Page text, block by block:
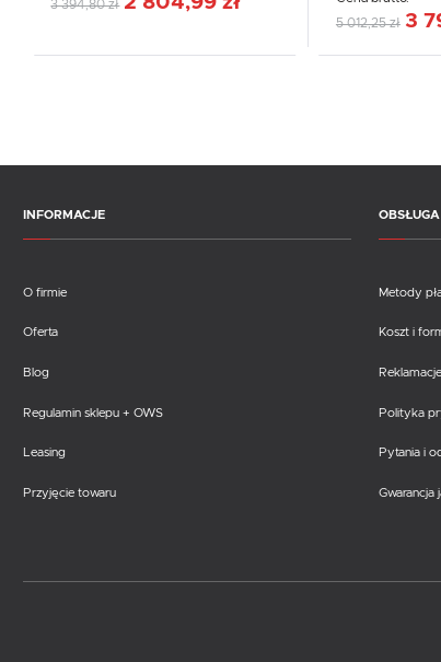
3 394,80 zł
5 012,25 zł 3
INFORMACJE
O firmie
Oferta
Blog
Regulamin sklepu + OWS
Leasing
Przyjęcie towaru
Metody
Koszt i
Polityka
Pytania i
Gwarancja